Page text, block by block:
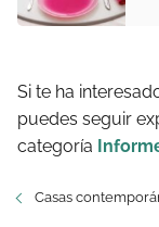
Si te ha
puedes seguir
categoría
Casas